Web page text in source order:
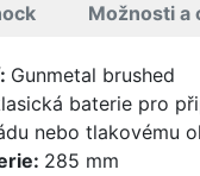
Možnosti a
Gunmetal brushed
baterie pro
nebo tlakovému
285 mm